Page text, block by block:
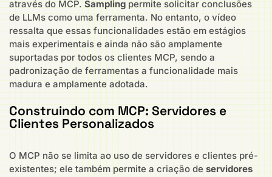
através do MCP. Sampling permite solicitar conclusões
de LLMs como uma ferramenta. No entanto, o vídeo
ressalta que essas funcionalidades estão em estágios
mais experimentais e ainda não são amplamente
suportadas por todos os clientes MCP, sendo a
padronização de ferramentas a funcionalidade mais
madura e amplamente adotada.
Construindo com MCP: Servidores e
Clientes Personalizados
O MCP não se limita ao uso de servidores e clientes pré-
existentes; ele também permite a criação de servidores